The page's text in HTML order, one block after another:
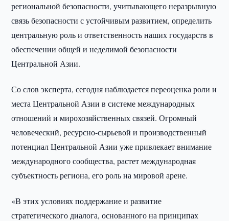
региональной безопасности, учитывающего неразрывную
связь безопасности с устойчивым развитием, определить
центральную роль и ответственность наших государств в
обеспечении общей и неделимой безопасности
Центральной Азии.
Со слов эксперта, сегодня наблюдается переоценка роли и
места Центральной Азии в системе международных
отношений и мирохозяйственных связей. Огромный
человеческий, ресурсно-сырьевой и производственный
потенциал Центральной Азии уже привлекает внимание
международного сообщества, растет международная
субъектность региона, его роль на мировой арене.
«В этих условиях поддержание и развитие
стратегического диалога, основанного на принципах